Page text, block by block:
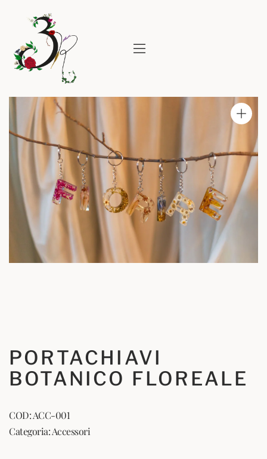
PORTACHIAVI
BOTANICO FLOREALE
COD:ACC-001
Categoria:Accessori